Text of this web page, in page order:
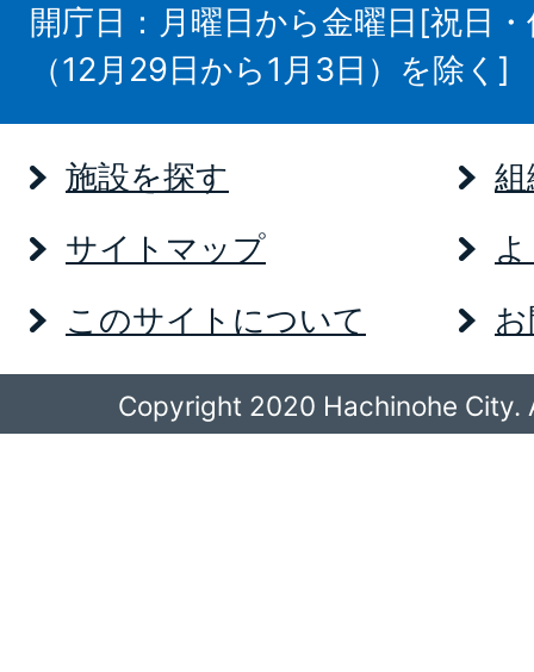
開庁日：月曜日から金曜日[祝日
（12月29日から1月3日）を除く]
施設を探す
サイトマップ
このサイトについて
Copyright 2020 Hachinohe City.